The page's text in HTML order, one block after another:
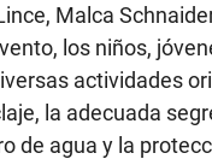
Malca
los niños,
actividades
la adecuada
de agua y la